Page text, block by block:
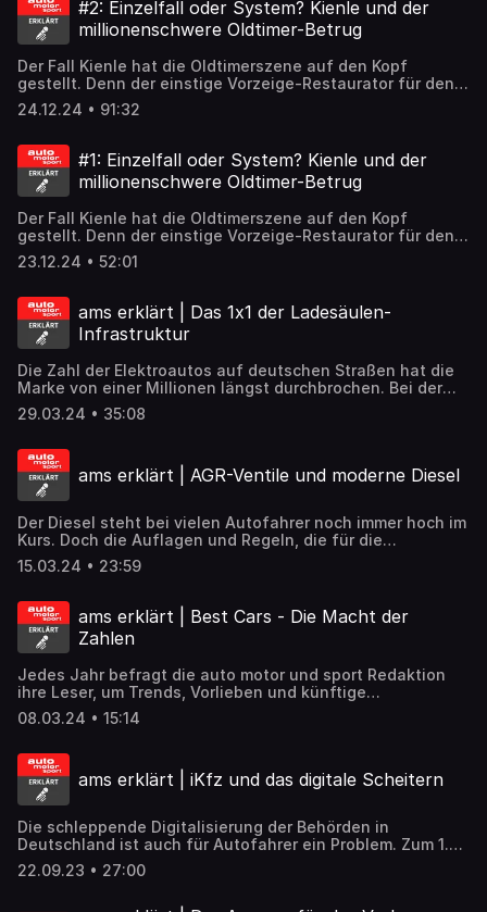
#2: Einzelfall oder System? Kienle und der
millionenschwere Oldtimer-Betrug
Der Fall Kienle hat die Oldtimerszene auf den Kopf
gestellt. Denn der einstige Vorzeige-Restaurator für den
Mercedes 300 SL soll jahrzehntelang Kunden mit ihren
historischen Fahrzeugen über den Tisch gezogen haben.
Ermittlungen. Im zweiten Teil klären wir, wie groß das
Ausmaß tatsächlich ist.
24.12.24 • 91:32
#1: Einzelfall oder System? Kienle und der
millionenschwere Oldtimer-Betrug
Der Fall Kienle hat die Oldtimerszene auf den Kopf
gestellt. Denn der einstige Vorzeige-Restaurator für den
Mercedes 300 SL soll Jahrzehnte lang Kunden mit ihren
historischen Fahrzeugen über den Tisch gezogen haben.
Ermittlungen.
23.12.24 • 52:01
ams erklärt | Das 1x1 der Ladesäulen-
Infrastruktur
Die Zahl der Elektroautos auf deutschen Straßen hat die
Marke von einer Millionen längst durchbrochen. Bei der
Infrastruktur sind wir noch nicht so weit. Im Podcast verrät
Kim Kohlhuber von EWE go, warum wir in Deutschland
Autos trotzdem zu ihrem Strom kommen, wieso der
Ausbau so lange dauert und wie die deutsche Bürokratie
den Ausbau der Ladeinfrastruktur beeinflusst.
29.03.24 • 35:08
ams erklärt | AGR-Ventile und moderne Diesel
Der Diesel steht bei vielen Autofahrer noch immer hoch im
Kurs. Doch die Auflagen und Regeln, die für die
Selbstzünder in Sachen Schadstoff-Ausstoß gelten sind
streng. Die meisten setzen deshalb auf aufwendige
warum sie immer wieder für Ärger sorgen, erklärt
Johannes Köbler in dieser Folge.
15.03.24 • 23:59
ams erklärt | Best Cars - Die Macht der
Zahlen
Jedes Jahr befragt die auto motor und sport Redaktion
ihre Leser, um Trends, Vorlieben und künftige
Entwicklungen im Automarkt zu erheben. Wie das
funktioniert, was die Zahlen für die Zukunft versprechen
08.03.24 • 15:14
ams erklärt | iKfz und das digitale Scheitern
Die schleppende Digitalisierung der Behörden in
Deutschland ist auch für Autofahrer ein Problem. Zum 1.
September 2023 zündete die vierte und letzte Stufe des
so genannten iKfz-Verfahrens, dass schon zu CSU-
22.09.23 • 27:00